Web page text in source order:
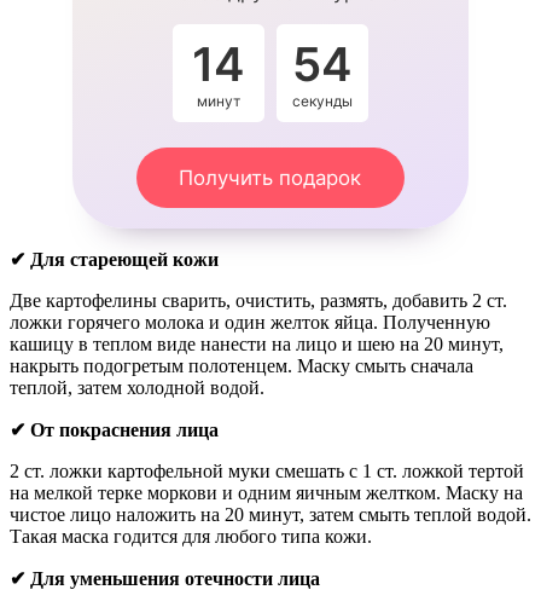
14
минут
53
секунды
Получить подарок
✔ Для стареющей кожи
Две картофелины сварить, очистить, размять, добавить 2 ст.
ложки горячего молока и один желток яйца. Полученную
кашицу в теплом виде нанести на лицо и шею на 20 минут,
накрыть подогретым полотенцем. Маску смыть сначала
теплой, затем холодной водой.
✔ От покраснения лица
2 ст. ложки картофельной муки смешать с 1 ст. ложкой тертой
на мелкой терке моркови и одним яичным желтком. Маску на
чистое лицо наложить на 20 минут, затем смыть теплой водой.
Такая маска годится для любого типа кожи.
✔ Для уменьшения отечности лица